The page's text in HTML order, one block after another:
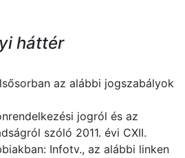
háttér
az alábbi jogszabályok
jogról és az
szóló 2011. évi CXII.
Infotv., az alábbi linken